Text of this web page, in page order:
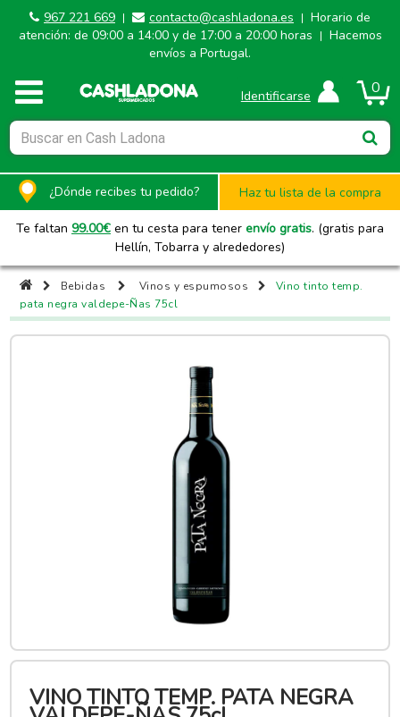
967 221 669 | contacto@cashladona.es | Horario de
atención: de 09:00 a 14:00 y de 17:00 a 20:00 horas
| Hacemos
envíos a Portugal.
0
Identificarse
¿Dónde recibes tu pedido? Haz tu lista de la compra
Te faltan 99.00€ en tu cesta para tener envío gratis. (gratis para
Hellín, Tobarra y alrededores)
Bebidas Vinos y espumosos
Vino tinto temp.
pata negra valdepe-Ñas 75cl
VINO TINTO TEMP. PATA NEGRA